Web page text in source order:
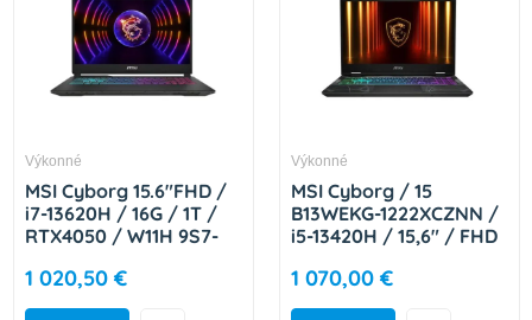
Výkonné
MSI Cyborg 15.6"FHD /
i7-13620H / 16G / 1T /
RTX4050 / W11H 9S7-
1 020,50 €
Výkonné
MSI Cyborg / 15
B13WEKG-1222XCZNN /
i5-13420H / 15,6" / FHD
5050 / bez OS / Black /
2R 9S7-15Q342-1222
1 070,00 €